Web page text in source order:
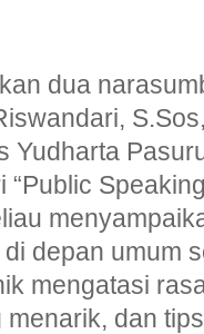
dua
Yudharta
depan umum
mengatasi
dan